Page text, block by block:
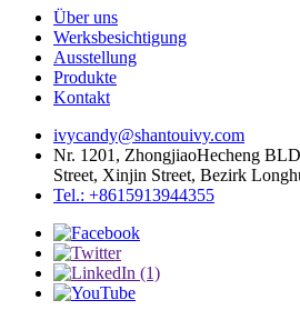
Über uns
Werksbesichtigung
Ausstellung
Produkte
Kontakt
ivycandy@shantouivy.com
Nr. 1201, ZhongjiaoHecheng
Street, Xinjin Street, Bezirk
Tel.: +8615913944355